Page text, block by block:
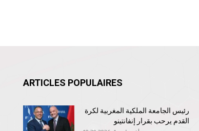
ARTICLES POPULAIRES
رئيس الجامعة الملكية المغربية لكرة
القدم يرحب بقرار إنفانتينو